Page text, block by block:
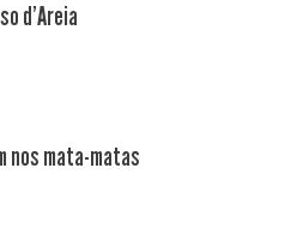
d'Areia
nos mata-matas